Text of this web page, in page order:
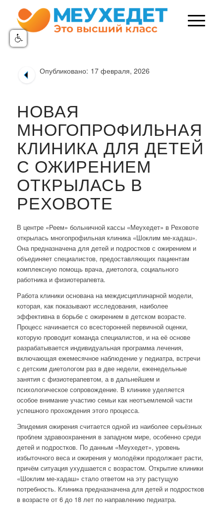
Опубликовано: 17 февраля, 2026
НОВАЯ
МНОГОПРОФИЛЬНАЯ
КЛИНИКА ДЛЯ ДЕТЕЙ
С ОЖИРЕНИЕМ
ОТКРЫЛАСЬ В
РЕХОВОТЕ
В центре «Реем» больничной кассы «Меухедет» в Реховоте
открылась многопрофильная клиника «Шоклим ме-хадаш».
Она предназначена для детей и подростков с ожирением и
объединяет специалистов, предоставляющих пациентам
комплексную помощь врача, диетолога, социального
работника и физиотерапевта.
Работа клиники основана на междисциплинарной модели,
которая, как показывают исследования, наиболее
эффективна в борьбе с ожирением в детском возрасте.
Процесс начинается со всесторонней первичной оценки,
которую проводит команда специалистов, и на её основе
разрабатывается индивидуальная программа лечения,
включающая ежемесячное наблюдение у педиатра, встречи
с детским диетологом раз в две недели, еженедельные
занятия с физиотерапевтом, а в дальнейшем и
психологическое сопровождение. В клинике уделяется
особое внимание участию семьи как неотъемлемой части
успешного прохождения этого процесса.
Эпидемия ожирения считается одной из наиболее серьёзных
проблем здравоохранения в западном мире, особенно среди
детей и подростков. По данным «Меухедет», уровень
избыточного веса и ожирения у молодёжи продолжает расти,
причём ситуация ухудшается с возрастом. Открытие клиники
«Шоклим ме-хадаш» стало ответом на эту растущую
потребность. Клиника предназначена для детей и подростков
в возрасте от 6 до 18 лет по направлению педиатра.